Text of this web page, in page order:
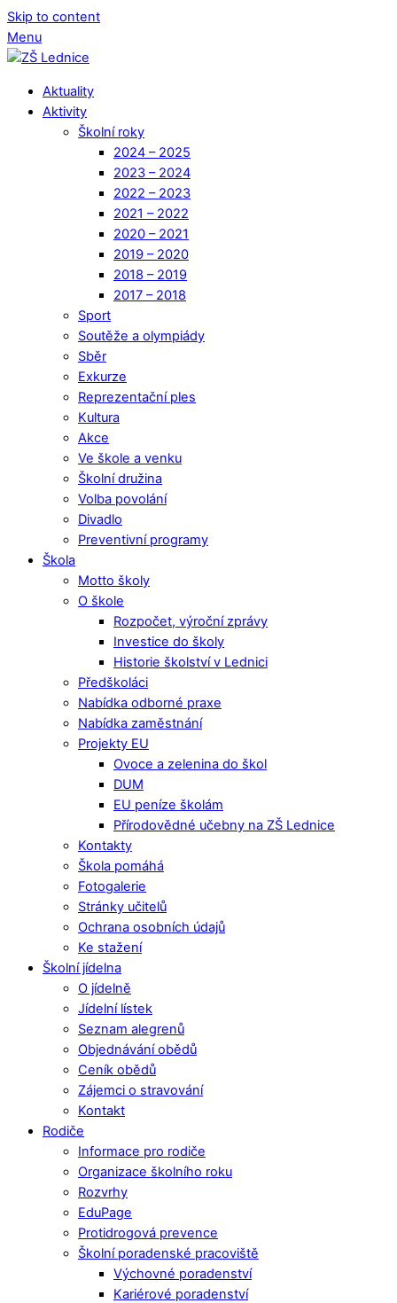
Skip to content
Menu
Aktuality
Aktivity
Školní roky
2024 – 2025
2023 – 2024
2022 – 2023
2021 – 2022
2020 – 2021
2019 – 2020
2018 – 2019
2017 – 2018
Sport
Soutěže a olympiády
Sběr
Exkurze
Reprezentační ples
Kultura
Akce
Ve škole a venku
Školní družina
Volba povolání
Divadlo
Preventivní programy
Škola
Motto školy
O škole
Rozpočet, výroční zprávy
Investice do školy
Historie školství v Lednici
Předškoláci
Nabídka odborné praxe
Nabídka zaměstnání
Projekty EU
Ovoce a zelenina do škol
DUM
EU peníze školám
Přírodovědné učebny na ZŠ Lednice
Kontakty
Škola pomáhá
Fotogalerie
Stránky učitelů
Ochrana osobních údajů
Ke stažení
Školní jídelna
O jídelně
Jídelní lístek
Seznam alegrenů
Objednávání obědů
Ceník obědů
Zájemci o stravování
Kontakt
Rodiče
Informace pro rodiče
Organizace školního roku
Rozvrhy
EduPage
Protidrogová prevence
Školní poradenské pracoviště
Výchovné poradenství
Kariérové poradenství